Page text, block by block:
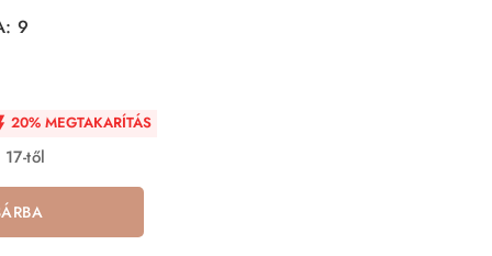
9
20% MEGTAKARÍTÁS
től